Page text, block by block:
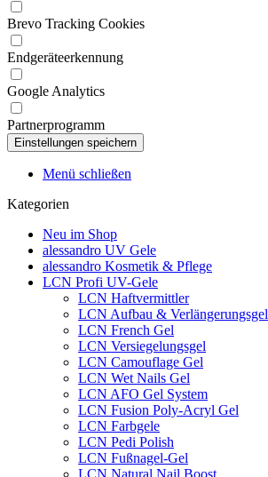
Brevo Tracking Cookies
Endgeräteerkennung
Google Analytics
Partnerprogramm
Menü schließen
Kategorien
Neu im Shop
alessandro UV Gele
alessandro Kosmetik & Pflege
LCN Profi UV-Gele
LCN Haftvermittler
LCN Aufbau & Verlängerungsgel
LCN French Gel
LCN Versiegelungsgel
LCN Camouflage Gel
LCN Wet Nails Gel
LCN AFO Gel System
LCN Fusion Poly-Acryl Gel
LCN Farbgele
LCN Pedi Polish
LCN Fußnagel-Gel
LCN Natural Nail Boost